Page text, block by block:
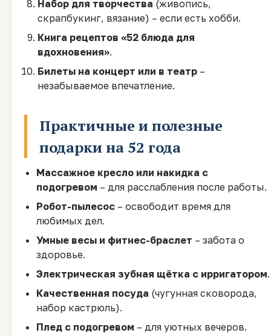
Набор для творчества (живопись,
скрапбукинг, вязание) – если есть хобби.
Книга рецептов «52 блюда для
вдохновения».
Билеты на концерт или в театр –
незабываемое впечатление.
Практичные и полезные
подарки на 52 года
Массажное кресло или накидка с
подогревом – для расслабления после работы.
Робот-пылесос – освободит время для
любимых дел.
Умные весы и фитнес-браслет – забота о
здоровье.
Электрическая зубная щётка с ирригатором.
Качественная посуда (чугунная сковорода,
набор кастрюль).
Плед с подогревом – для уютных вечеров.